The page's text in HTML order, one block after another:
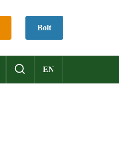
Bolt
EN